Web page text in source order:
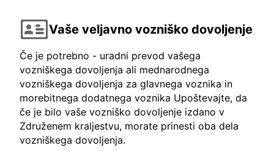
Vaše veljavno vozniško dovoljenje
Če je potrebno - uradni prevod vašega
vozniškega dovoljenja ali mednarodnega
vozniškega dovoljenja za glavnega voznika in
morebitnega dodatnega voznika Upoštevajte, da
če je bilo vaše vozniško dovoljenje izdano v
Združenem kraljestvu, morate prinesti oba dela
vozniškega dovoljenja.